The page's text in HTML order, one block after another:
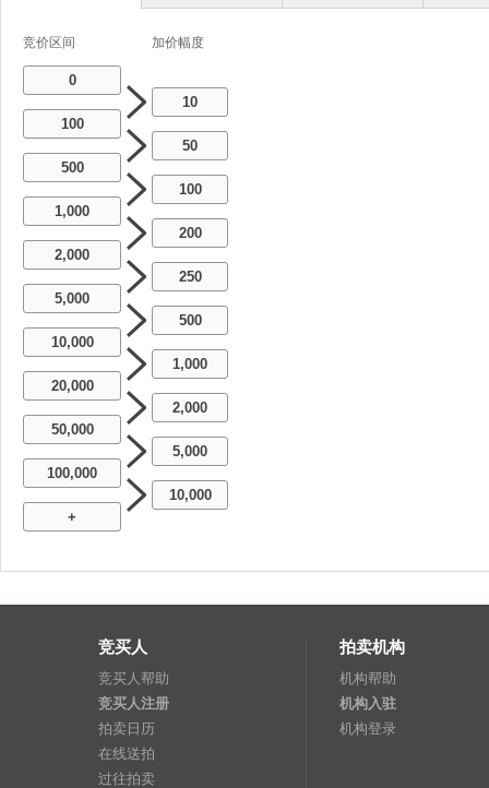
竞价区间 加价幅度
0
10
100
50
500
100
1,000
200
2,000
250
5,000
500
10,000
1,000
20,000
2,000
50,000
5,000
100,000
10,000
+
竞买人
竞买人帮助
竞买人注册
拍卖日历
在线送拍
过往拍卖
拍卖机构
机构帮助
机构入驻
机构登录